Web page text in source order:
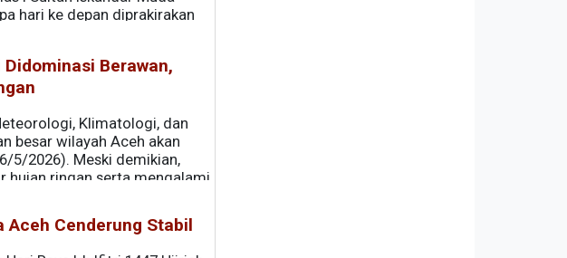
hari ke depan diprakirakan
Berawan,
Klimatologi, dan
besar wilayah Aceh akan
5/2026). Meski demikian,
hujan ringan serta mengalami
Aceh Cenderung Stabil